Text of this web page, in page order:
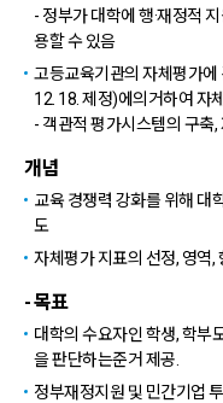
- 정부가 대학에 행·재정적
용할 수 있음
고등교육기관의 자체평가에
12. 18. 제정)에의거하여 자
- 객관적 평가시스템의 구축
개념
교육 경쟁력 강화를 위해 대
도
자체평가 지표의 선정, 영역,
- 목표
대학의 수요자인 학생, 학부
을 판단하는준거 제공.
정부재정지원 및 민간기업